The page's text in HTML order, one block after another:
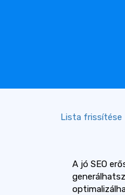
Lista frissítése
A jó SEO
generálhatsz